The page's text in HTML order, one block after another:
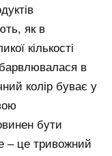
як в
кількості
в
колір буває у
бути
– це тривожний